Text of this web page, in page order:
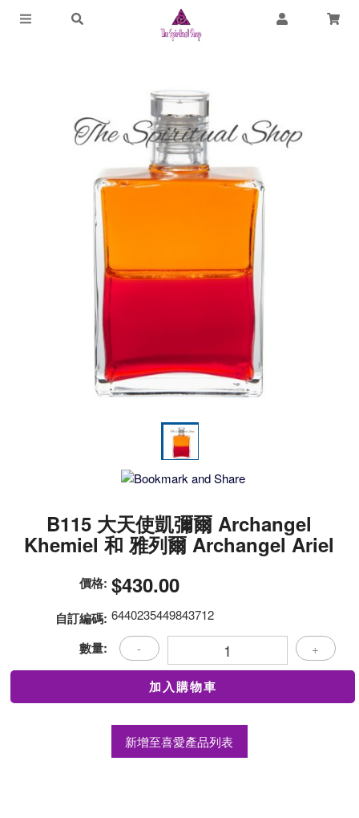
B115 大天使凱彌爾 Archangel
Khemiel 和 雅列爾 Archangel Ariel
價格: $430.00
自訂編碼: 6440235449843712
數量: - +
新增至喜愛產品列表